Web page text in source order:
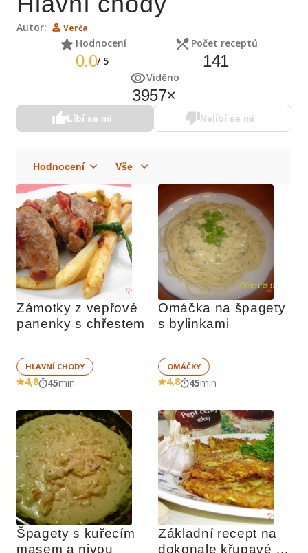
Autor: Verča
Hodnocení
0.0/ 5
Počet receptů
141
Viděno
3957×
Líbí se mi Nelíbí se mi
Zámotky z vepřové
panenky s chřestem
HLAVNÍ CHODY
4,8 45min
Omáčka na špagety
s bylinkami
OMÁČKY
4,8 45min
Špagety s kuřecím
masem a nivou
Základní recept na
dokonale křupavé